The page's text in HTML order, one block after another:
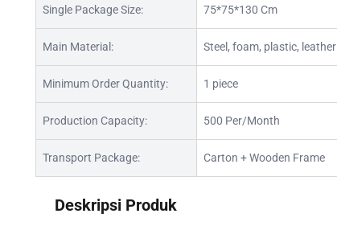
Single Package Size: 75*75*130 Cm
Main Material: Steel, foam, plastic, leather
Minimum Order Quantity: 1 piece
Production Capacity: 500 Per/Month
Transport Package: Carton + Wooden Frame
Deskripsi Produk